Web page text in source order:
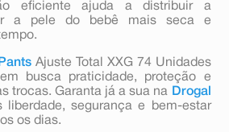
eficiente ajuda a distribuir a
a pele do bebê mais seca e
Ajuste Total XXG 74 Unidades
busca praticidade, proteção e
trocas. Garanta já a sua na Drogal
liberdade, segurança e bem-estar
os dias.